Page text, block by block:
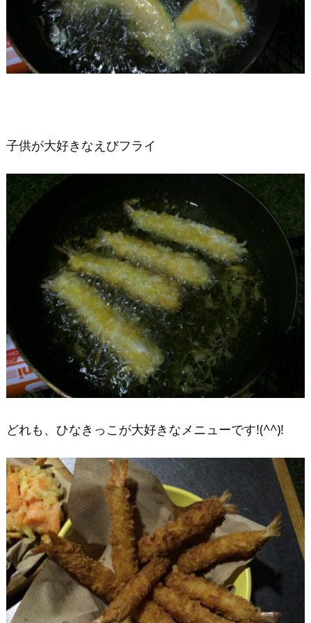
子供が大好きなえびフライ
どれも、ひなきっこが大好きなメニューです!(^^)!